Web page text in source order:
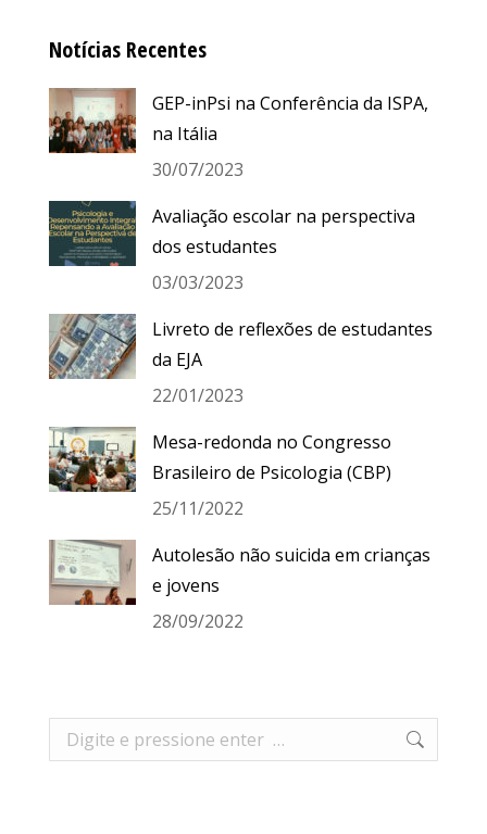
Notícias Recentes
GEP-inPsi na Conferência da ISPA,
na Itália
30/07/2023
Avaliação escolar na perspectiva
dos estudantes
03/03/2023
Livreto de reflexões de estudantes
da EJA
22/01/2023
Mesa-redonda no Congresso
Brasileiro de Psicologia (CBP)
25/11/2022
Autolesão não suicida em crianças
e jovens
28/09/2022
Search: